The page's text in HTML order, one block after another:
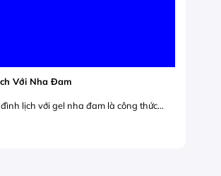
Với Nha Đam
lịch với gel nha đam là công thức...